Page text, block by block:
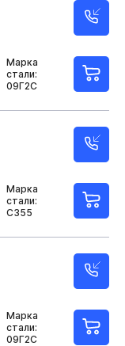
Марка
стали:
09Г2С
Марка
стали:
С355
Марка
стали:
09Г2С